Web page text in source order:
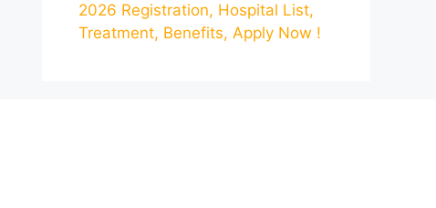
2026 Registration, Hospital List,
Treatment, Benefits, Apply Now !